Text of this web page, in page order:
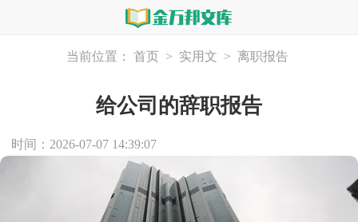
当前位置： 首页 > 实用文 > 离职报告
给公司的辞职报告
时间：2026-07-07 14:39:07